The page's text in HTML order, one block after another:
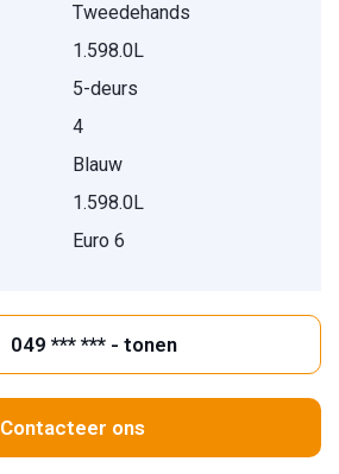
Tweedehands
1.598.0L
5-deurs
4
Blauw
1.598.0L
Euro 6
049 *** *** - tonen
Contacteer ons